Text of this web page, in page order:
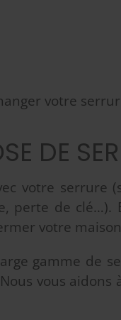
votre
DE
votre serrure
perte de clé…).
votre
gamme de
vous aidons